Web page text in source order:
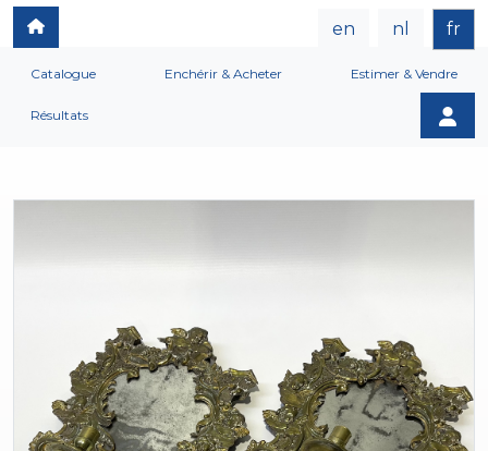
en nl fr
Catalogue Enchérir & Acheter Estimer & Vendre
Résultats